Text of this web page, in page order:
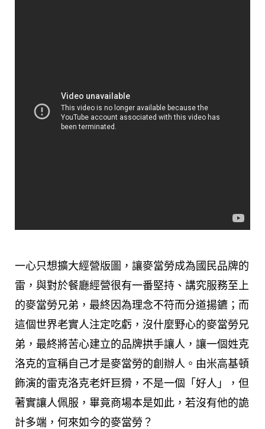
一心只想擴大經營版圖，讓麥當勞成為國民品牌的
雷，與對於餐廳經營很有一番堅持、講究服務至上
的麥當勞兄弟，最終因為理念不符而分道揚鑣；而
這個世界老實人注定吃虧， 沒什麼野心的麥當勞兄
弟，最終將苦心建立的品牌拱手讓人，讓一個姓克
洛克的宣稱自己才是麥當勞的創辦人。由米高基頓
飾演的雷克洛克老奸巨猾，不是一個「好人」，但
著實讓人佩服，畢竟商場本是如此，若沒有他的詭
計多端，何來如今的麥當勞？